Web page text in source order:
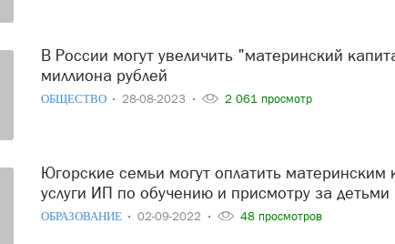
В России могут увеличить "материнский капитал" до 1
миллиона рублей
ОБЩЕСТВО 28-08-2023 2 061 просмотр
Югорские семьи могут оплатить материнским капиталом
услуги ИП по обучению и присмотру за детьми
ОБРАЗОВАНИЕ 02-09-2022 48 просмотров